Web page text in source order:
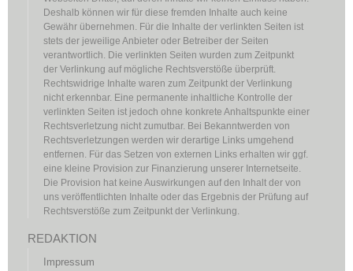
Deshalb können wir für diese fremden Inhalte auch keine
Gewähr übernehmen. Für die Inhalte der verlinkten Seiten ist
stets der jeweilige Anbieter oder Betreiber der Seiten
verantwortlich. Die verlinkten Seiten wurden zum Zeitpunkt
der Verlinkung auf mögliche Rechtsverstöße überprüft.
Rechtswidrige Inhalte waren zum Zeitpunkt der Verlinkung
nicht erkennbar. Eine permanente inhaltliche Kontrolle der
verlinkten Seiten ist jedoch ohne konkrete Anhaltspunkte einer
Rechtsverletzung nicht zumutbar. Bei Bekanntwerden von
Rechtsverletzungen werden wir derartige Links umgehend
entfernen. Für das Setzen von externen Links erhalten wir ggf.
eine kleine Provision zur Finanzierung unserer Internetseite.
Die Provision hat keine Auswirkungen auf den Inhalt der von
uns veröffentlichten Inhalte oder das Ergebnis der Prüfung auf
Rechtsverstöße zum Zeitpunkt der Verlinkung.
REDAKTION
Impressum